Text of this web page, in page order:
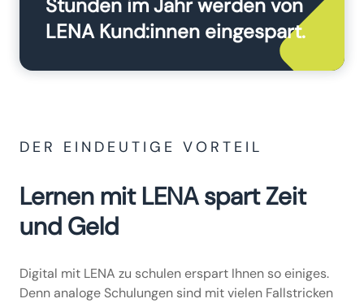
Stunden im Jahr werden von
LENA Kund:innen eingespart.
DER EINDEUTIGE VORTEIL
Lernen mit LENA spart Zeit
und Geld
Digital mit LENA zu schulen erspart Ihnen so einiges.
Denn analoge Schulungen sind mit vielen Fallstricken